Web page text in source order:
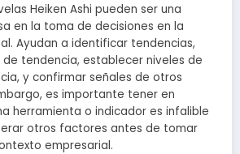
Heiken Ashi pueden ser una
en la toma de decisiones en la
Ayudan a identificar tendencias,
tendencia, establecer niveles de
y confirmar señales de otros
es importante tener en
herramienta o indicador es infalible
otros factores antes de tomar
empresarial.